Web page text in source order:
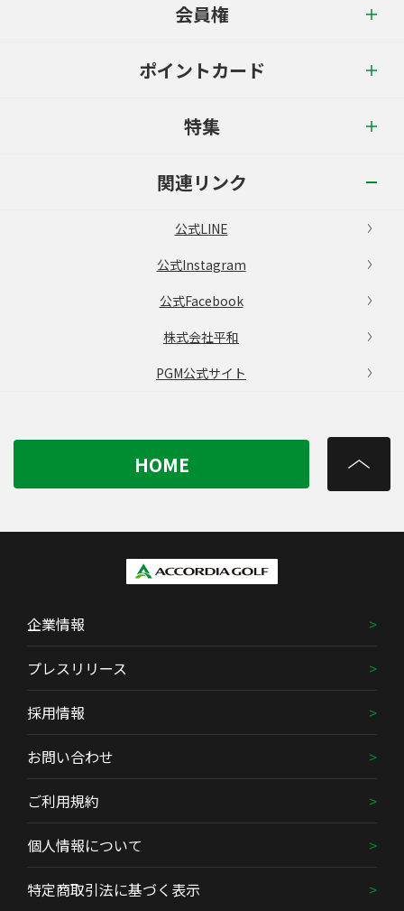
会員権
ポイントカード
特集
関連リンク
公式LINE
公式Instagram
公式Facebook
株式会社平和
PGM公式サイト
HOME
企業情報
プレスリリース
採用情報
お問い合わせ
ご利用規約
個人情報について
特定商取引法に基づく表示